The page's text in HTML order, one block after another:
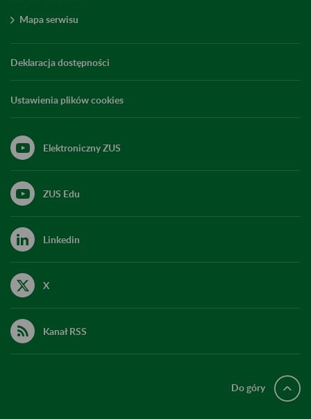
Mapa serwisu
Deklaracja dostępności
Ustawienia plików cookies
Elektroniczny ZUS
ZUS Edu
Linkedin
X
Kanał RSS
Do góry